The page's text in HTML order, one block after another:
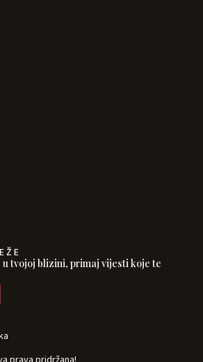
tvojoj blizini, primaj vijesti koje te